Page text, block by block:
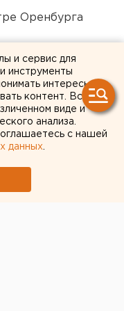
Оренбурга
выставят
застроят по
— на паузе
в Пермском
и сервис для
инструменты
интересы
контент. Вся
виде и
анализа.
с нашей
данных